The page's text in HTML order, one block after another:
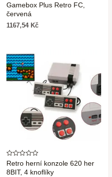
Hodnocení
0
z
Gamebox Plus Retro FC,
červená
1167,54 Kč
Hodnocení
0
z
Retro herní konzole 620 her
8BIT, 4 knoflíky